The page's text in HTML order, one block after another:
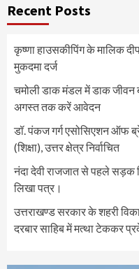
Recent Posts
कृष्णा हाउसकीपिंग के मालिक
मुकदमा दर्ज
चमोली डाक मंडल में डाक जीवन
अगस्त तक करें आवेदन
डॉ. पंकज गर्ग एसोसिएशन ऑफ
(शिक्षा), उत्तर क्षेत्र निर्वाचित
नंदा देवी राजजात से पहले सड़क
लिखा पत्र।
उत्तराखण्ड सरकार के शहरी
दरबार साहिब में मत्था टेककर